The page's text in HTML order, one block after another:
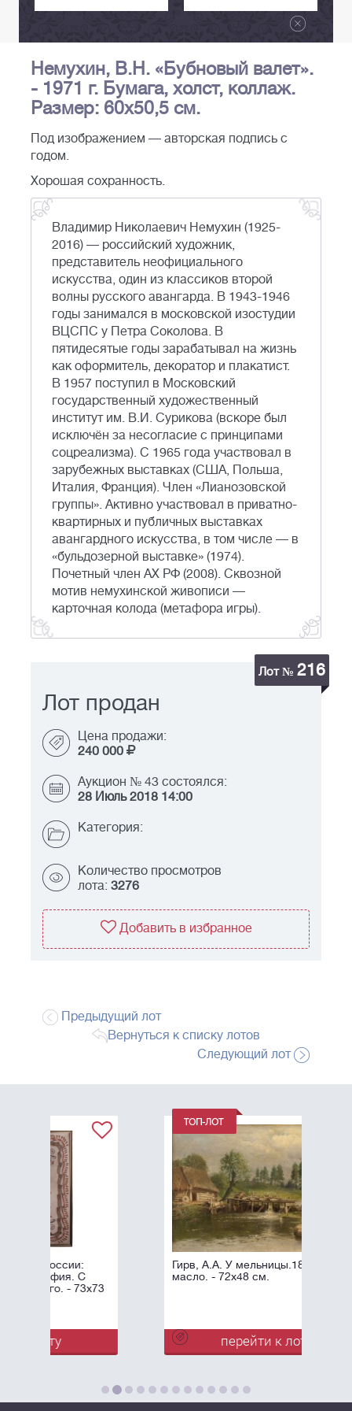
Немухин, В.Н. «Бубновый валет».
- 1971 г. Бумага, холст, коллаж.
Размер: 60х50,5 см.
Под изображением — авторская подпись с
годом.
Хорошая сохранность.
Владимир Николаевич Немухин (1925-
2016) — российский художник,
представитель неофициального
искусства, один из классиков второй
волны русского авангарда. В 1943-1946
годы занимался в московской изостудии
ВЦСПС у Петра Соколова. В
пятидесятые годы зарабатывал на жизнь
как оформитель, декоратор и плакатист.
В 1957 поступил в Московский
государственный художественный
институт им. В.И. Сурикова (вскоре был
исключён за несогласие с принципами
соцреализма). C 1965 года участвовал в
зарубежных выставках (США, Польша,
Италия, Франция). Член «Лианозовской
группы». Активно участвовал в приватно-
квартирных и публичных выставках
авангардного искусства, в том числе — в
«бульдозерной выставке» (1974).
Почетный член АХ РФ (2008). Сквозной
мотив немухинской живописи —
карточная колода (метафора игры).
Лот № 216
Лот продан
Цена продажи:
240 000
Аукцион № 43 состоялся:
28 Июль 2018 14:00
Категория:
Количество просмотров
лота: 3276
Добавить в избранное
Предыдущий лот
Вернуться к списку лотов
Следующий лот
Гирв, А.А. У мельницы.1897. Холст,
масло. - 72x48 см.
перейти к лоту